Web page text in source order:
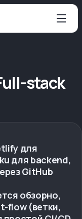
stack
для
для backend,
GitHub
обзорно,
flow (ветки,